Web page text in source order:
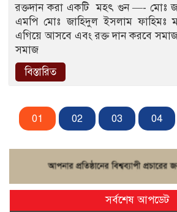
রক্তদান করা একটি মহৎ গুন —- মোঃ
এমপি মোঃ জাহিদুল ইসলাম ফাহিমঃ
এগিয়ে আসবে এবং রক্ত দান করবে
সমাজ
বিস্তারিত
01 02 03 04
সর্বশেষ আপডেট